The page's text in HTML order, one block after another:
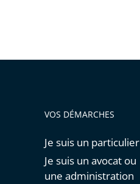
VOS DÉMARCHES
Je suis un particulier
Je suis un avocat ou
une administration